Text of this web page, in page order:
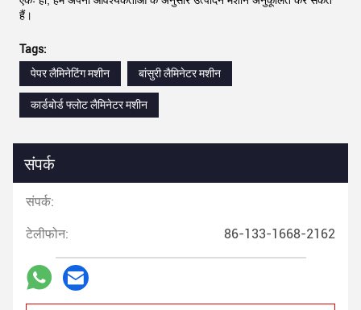
हैं।
Tags:
पेपर लैमिनेटिंग मशीन
बांसुरी लैमिनेटर मशीन
कार्डबोर्ड फ्लोट लैमिनेटर मशीन
संपर्क
संपर्क:
टेलीफोन: 86-133-1668-2162